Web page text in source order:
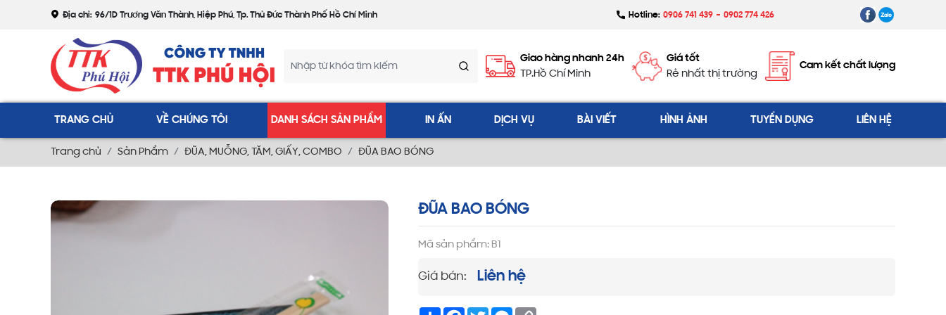
Địa chỉ: 96/1D Trương Văn Thành, Hiệp Phú, Tp. Thủ Đức Thành Phố Hồ Chí Minh Hotline: 0906 741 439 0902 774 426
Giao hàng nhanh 24h
TP.Hồ Chí Minh
Giá tốt
Rẻ nhất thị trường
Cam kết chất lượng
TRANG CHỦ VỀ CHÚNG TÔI DANH SÁCH SẢN PHẨM IN ẤN DỊCH VỤ BÀI VIẾT HÌNH ẢNH TUYỂN DỤNG LIÊN HỆ
Trang chủ Sản Phẩm ĐŨA, MUỖNG, TĂM, GIẤY, COMBO ĐŨA BAO BÓNG
ĐŨA BAO BÓNG
Mã sản phẩm: B1
Giá bán: Liên hệ
ShareFacebook
TwitterMessenger